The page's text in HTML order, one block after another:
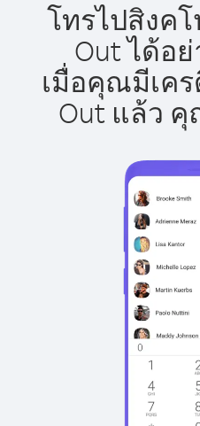
โทรไปสิงค
Out ได้อ
เมื่อคุณมีเค
Out แล้ว